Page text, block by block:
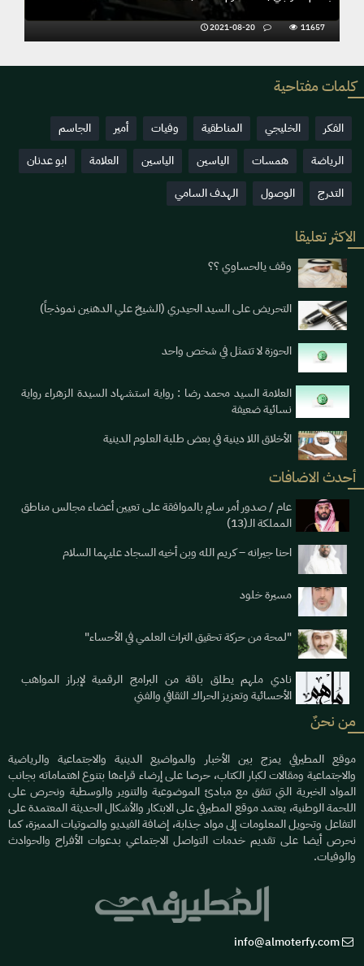
2021-08-20 11657
كلمات مفتاحية
الفكر الخليجي المناطقية وفيات أمير
الجاسم
الرياضة
همسات الياسين الياسين العلامة
ابو عدنان
التدرج
الوصول الهدف السامي
الاكثر تعليقا
وقف يالحساوي ؟؟
التحريض على السيد الحيدري (الشيخ علي الدهنين نموذجاً)
الحوزة لا تتمثل في شخص واحد
العلامة السيد محمد رضا : رواية استشهاد السيدة الزهراء رواية
نسائية ضعيفة
الأخلاق اللا دينية في بعض طلبة العلوم الدينية
أحدث الاضافات
عام / صدور أمر سامٍ بالموافقة على تعيين أعضاء مجالس مناطق
المملكة الـ(13)
احنا جيرانه – كريم الله وبن أخيه السجاد عليهما السلام
مسيرة خلود
"لمحة من حركة تحقيق التراث العلمي في الأحساء"
نادي ملهم يطلق باقة من البرامج الرقمية لإبراز المواهب
الأحسائية وتعزيز الحراك الثقافي والفني
من نحنٌ
موقع المطيرفي يمزج بين الأخبار والمواضيع الدينية والاجتماعية والرياضية
والاجتماعية ومقالات لكبار الكتاب، حرصا على إرضاء قراءها بتنوع اهتماماته بجانب
المواد الخبرية التي تتفق مع مبادئ الموضوعية والتنوير والوسطية ونحرص على
اللحمة الوطنية، يعتمد موقع المطيرفي على الابتكار والأشكال الحديثة المعتمدة على
التفاعل وتحويل المعلومات إلى مواد جذابة، إضافة الفيديو والصوتيات المميزة، كما
نحرص أيضا على تقديم خدمات التواصل الاجتماعي بدعوات الأفراح والحوادث
والوفيات.
info@almoterfy.com